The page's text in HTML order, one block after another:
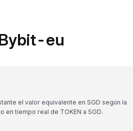
eu
el valor equivalente en SGD según la
en tiempo real de TOKEN a SGD.